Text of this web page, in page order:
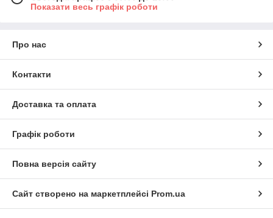
Показати весь графік роботи
Про нас
Контакти
Доставка та оплата
Графік роботи
Повна версія сайту
Сайт створено на маркетплейсі Prom.ua